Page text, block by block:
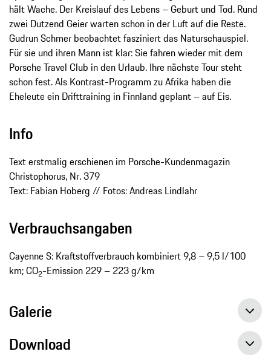
hält Wache. Der Kreislauf des Lebens – Geburt und Tod. Rund
zwei Dutzend Geier warten schon in der Luft auf die Reste.
Gudrun Schmer beobachtet fasziniert das Naturschauspiel.
Für sie und ihren Mann ist klar: Sie fahren wieder mit dem
Porsche Travel Club in den Urlaub. Ihre nächste Tour steht
schon fest. Als Kontrast-Programm zu Afrika haben die
Eheleute ein Drifttraining in Finnland geplant – auf Eis.
Info
Text erstmalig erschienen im Porsche-Kundenmagazin
Christophorus, Nr. 379
Text: Fabian Hoberg // Fotos: Andreas Lindlahr
Verbrauchsangaben
Cayenne S: Kraftstoffverbrauch kombiniert 9,8 – 9,5 l/100
km; CO2-Emission 229 – 223 g/km
Galerie
Download